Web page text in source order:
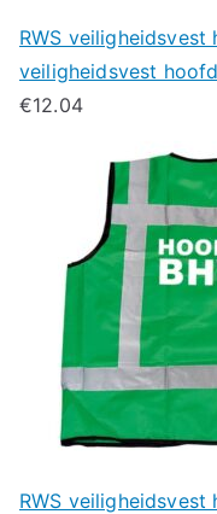
RWS veiligheidsvest
veiligheidsvest
€12.04
RWS veiligheidsvest